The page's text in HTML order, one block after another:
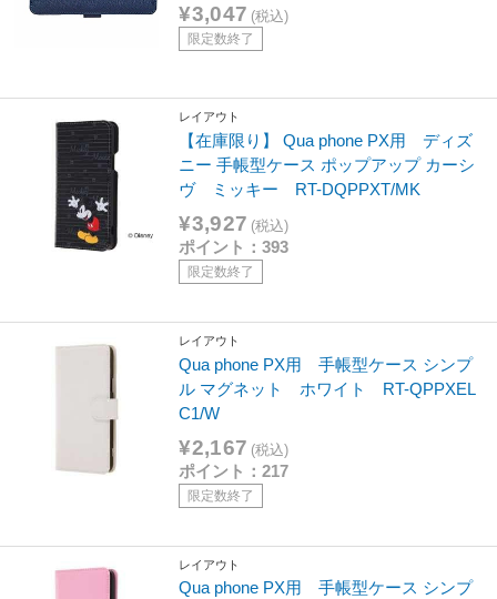
¥3,047 (税込)
限定数終了
レイアウト
【在庫限り】 Qua phone PX用 ディズ
ニー 手帳型ケース ポップアップ カーシ
ヴ ミッキー RT-DQPPXT/MK
¥3,927 (税込)
ポイント：393
限定数終了
レイアウト
Qua phone PX用 手帳型ケース シンプ
ル マグネット ホワイト RT-QPPXEL
C1/W
¥2,167 (税込)
ポイント：217
限定数終了
レイアウト
Qua phone PX用 手帳型ケース シンプ